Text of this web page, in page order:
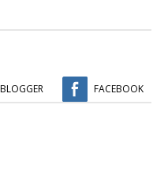
BLOGGER FACEBOOK